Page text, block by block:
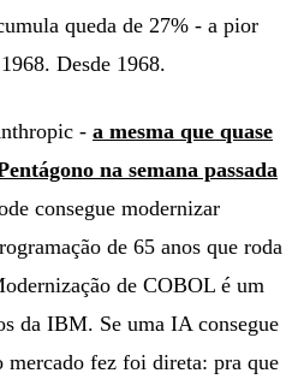
queda de 27% - a pior
Desde 1968.
- a mesma que quase
na semana passada
consegue modernizar
de 65 anos que roda
de COBOL é um
da IBM. Se uma IA consegue
mercado fez foi direta: pra que